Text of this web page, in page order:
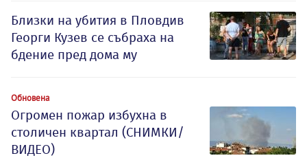
Близки на убития в Пловдив
Георги Кузев се събраха на
бдение пред дома му
Обновена
Огромен пожар избухна в
столичен квартал (СНИМКИ/
ВИДЕО)